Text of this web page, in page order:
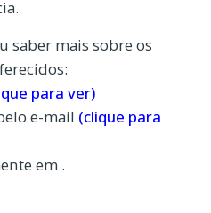
saber mais sobre os
para ver)
e-mail (clique para
em .